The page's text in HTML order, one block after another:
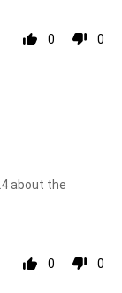
0 0
about the
0 0